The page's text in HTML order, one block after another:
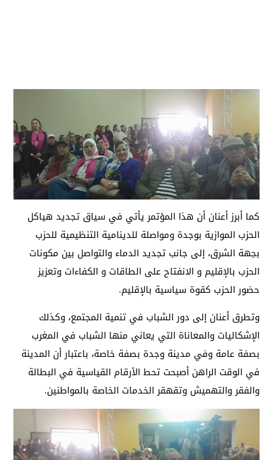
كما أبرز أعنان أن هذا المؤتمر يأتي في سياق تجديد هياكل
الحزب الموازية بوجدة ومواصلة للدينامية التنظيمية للحزب
بجهة الشرق، إلى جانب تجديد الدماء والتواصل بين مكونات
الحزب بالإقليم و الانفتاح على الطاقات و الكفاءات وتعزيز
حضور الحزب كقوة سياسية بالإقليم.
وتطرق أعنان إلى دور الشباب في تنمية المجتمع، وكذلك
الإشكاليات والمعاناة التي يعاني منها الشباب في المغرب
بصفة عامة وفي مدينة وجدة بصفة خاصة، باعتبار أن المدينة
في الوقت الراهن أصبحت تحط الأرقام القياسية في البطالة
والفقر والتهميش وتقهقر الخدمات الخاصة بالمواطنين.